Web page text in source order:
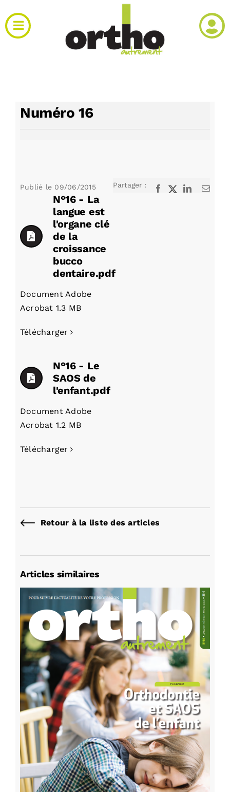
au
contenu
Toggle
Navigation
Kiosque
Rechercher:
Numéro 16
Publié le 09/06/2015 Partager : Facebook
X LinkedInEmail
N°16 - La
langue est
l'organe clé
de la
croissance
bucco
dentaire.pdf
Document Adobe
Acrobat 1.3 MB
Télécharger
N°16 - Le
SAOS de
l'enfant.pdf
Document Adobe
Acrobat 1.2 MB
Télécharger
Retour à la liste des articles
Articles similaires